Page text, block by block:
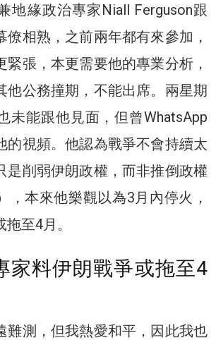
地緣政治專家Niall Ferguson跟
僚相熟，之前兩年都有來參加，
緊張，本更需要他的專業分析，
他公務撞期，不能出席。兩星期
未能跟他見面，但曾WhatsApp
的視頻。他認為戰爭不會持續太
是削弱伊朗政權，而非推倒政權
，本來他樂觀以為3月內停火，
至4月。
家料伊朗戰爭或拖至4
難測，但我熱愛和平，因此我也